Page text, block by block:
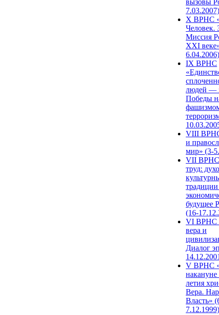
вызовы
7.03.2007)
X ВРНС
Человек.
Миссия
XXI
6.04.2006)
IX ВРНС
людей —
Победы
VIII
и
мир» (3-
VII ВРНС
труд:
будущее
(16-
VI ВРНС
вера и
Диалог
V ВРНС
накануне
летия
Вера.
Власть»
7.12.1999)